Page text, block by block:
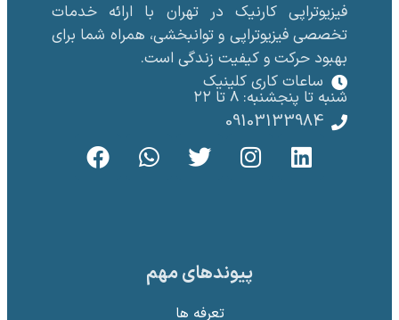
فیزیوتراپی کارنیک در تهران با ارائه خدمات
تخصصی فیزیوتراپی و توانبخشی، همراه شما برای
بهبود حرکت و کیفیت زندگی است.
ساعات کاری کلینیک
شنبه تا پنجشنبه: 8 تا ۲۲
09103133984
پیوندهای مهم
تعرفه ها